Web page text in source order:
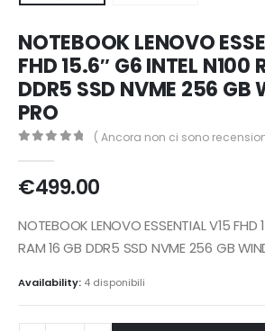
NOTEBOOK LENOVO
FHD 15.6″ G6 INTEL N100
DDR5 SSD NVME 256 GB
PRO
( Ancora non ci sono
€499.00
NOTEBOOK LENOVO ESSENTIAL V15 FHD
RAM 16 GB DDR5 SSD NVME 256 GB
Availability: 4 disponibili